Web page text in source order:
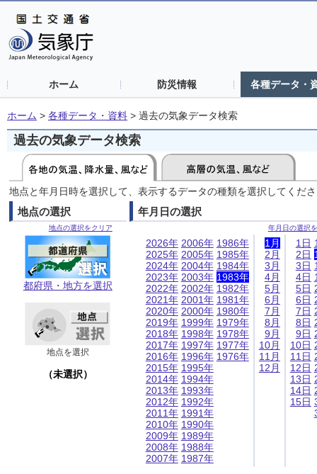
ホーム 防災情報 各種データ・
ホーム > 各種データ・資料 > 過去の気象データ検索
過去の気象データ検索
地点と年月日時を選択して、表示するデータの種類を選択してくだ
地点の選択
地点の選択をクリア
都府県・地方を選択
地点を選択
（未選択）
年月日の選択
年月日の選択
2026年
2025年
2024年
2023年
2022年
2021年
2020年
2019年
2018年
2017年
2016年
2015年
2014年
2013年
2012年
2011年
2010年
2009年
2008年
2007年
2006年
2005年
2004年
2003年
2002年
2001年
2000年
1999年
1998年
1997年
1996年
1995年
1994年
1993年
1992年
1991年
1990年
1989年
1988年
1987年
1986年
1985年
1984年
1983年
1982年
1981年
1980年
1979年
1978年
1977年
1976年
1月
2月
3月
4月
5月
6月
7月
8月
9月
10月
11月
12月
1日
2日
3日
4日
5日
6日
7日
8日
9日
10日
11日
12日
13日
14日
15日